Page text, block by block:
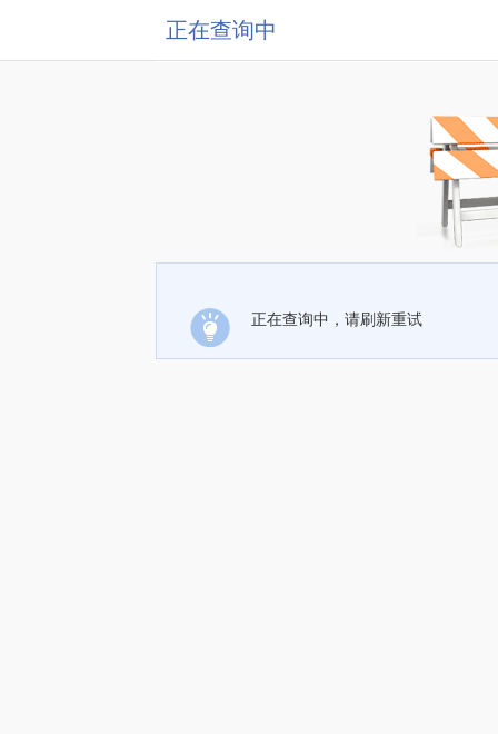
正在查询中
正在查询中，请刷新重试